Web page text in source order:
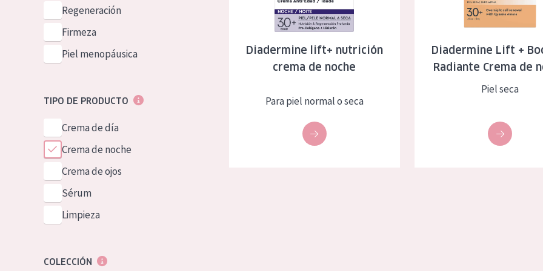
Piel normal y seca
Piel mixata o grasa
Piel madura
Piel menopáusica
Edad: de 35 a 55
Piel madura
NUESTROS PRODUCTOS
German
Spanish
Greek
Regeneración
Firmeza
Piel menopáusica
TIPO DE PRODUCTO
Crema de día
Crema de noche
Crema de ojos
Sérum
Limpieza
COLECCIÓN
Diadermine lift+ nutrición
crema de noche
Para piel normal o seca
Diadermine Lift +
Radiante Crema de
Piel seca